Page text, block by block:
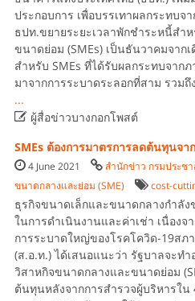
ประกอบการ เพื่อบรรเทาผลกระทบจ
ธปท.ขยายระยะเวลาพักชำระหนี้สำ
ขนาดย่อม (SMEs) เป็นธันวาคมจาก
สำหรับ SMEs ที่ได้รับผลกระทบจาก
มาจากการระบาดระลอกที่สาม รวม
...
ผู้สื่อข่าวบางกอกโพสต์
SMEs ต้องการมาตรการลดต้นทุนจ
4 June 2021 สำนักข่าว กรมประช
ขนาดกลางและย่อม (SME)
cost-
ธุรกิจขนาดเล็กและขนาดกลางกำลั
ในการดำเนินงานและค่าเช่า เนื่องจ
การระบาดใหญ่ของโรคโควิด-19สภ
(ส.อ.ท.) ได้เสนอแนะว่า รัฐบาลจะทำ
วิสาหกิจขนาดกลางและขนาดย่อม
ต้นทุนหลังจากการสำรวจผู้บริหารใ